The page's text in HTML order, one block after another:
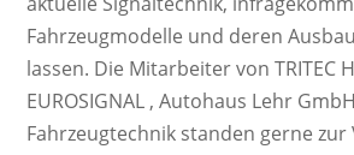
Fahrzeugmodelle und deren
lassen. Die Mitarbeiter von TRITEC
EUROSIGNAL , Autohaus Lehr
Fahrzeugtechnik standen gerne zur